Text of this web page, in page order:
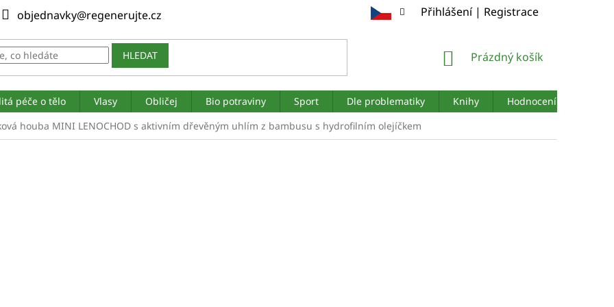
objednavky@regenerujte.cz Přihlášení | Registrace
HLEDAT
NÁKUPNÍ
Prázdný košík
péče o tělo Vlasy Obličej Bio potraviny Sport Dle problematiky Knihy
Hodnocení obchodu
houba MINI LENOCHOD s aktivním dřevěným uhlím z bambusu s hydrofilním olejíčkem